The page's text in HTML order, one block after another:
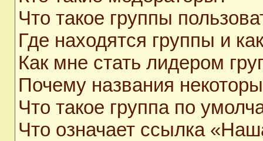
Что такое группы
Где находятся группы и
Как мне стать лидером
Почему названия
Что такое группа по
Что означает ссылка